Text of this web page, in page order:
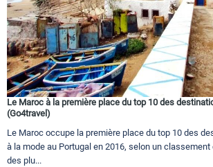
Le Maroc à la première place du top 10 des
(Go4travel)
Le Maroc occupe la première place du top 10 des
à la mode au Portugal en 2016, selon un classement
des plu...